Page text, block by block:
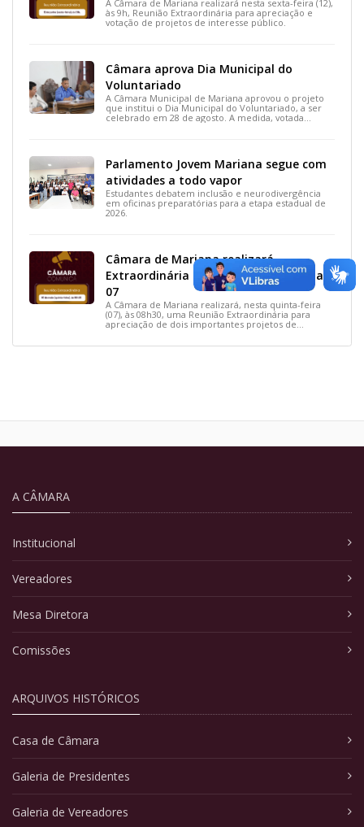
A Câmara de Mariana realizará nesta sexta-feira (12),
às 9h, Reunião Extraordinária para apreciação e
votação de projetos de interesse público.
Câmara aprova Dia Municipal do
Voluntariado
A Câmara Municipal de Mariana aprovou o projeto
que institui o Dia Municipal do Voluntariado, a ser
celebrado em 28 de agosto. A medida, votada
Parlamento Jovem Mariana segue com
atividades a todo vapor
Estudantes debatem inclusão e neurodivergência
em oficinas preparatórias para a etapa estadual de
2026.
Câmara de Mariana realizará
Extraordinária nesta quinta-feira, dia
07
A Câmara de Mariana realizará, nesta quinta-feira
(07), às 08h30, uma Reunião Extraordinária para
apreciação de dois importantes projetos de
A CÂMARA
Institucional
Vereadores
Mesa Diretora
Comissões
ARQUIVOS HISTÓRICOS
Casa de Câmara
Galeria de Presidentes
Galeria de Vereadores